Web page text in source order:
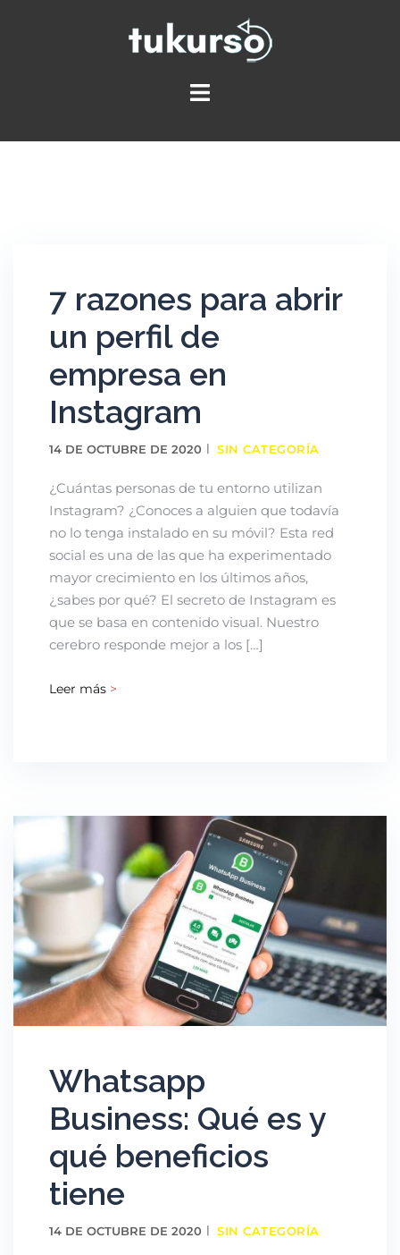
7 razones para abrir
un perfil de
empresa en
Instagram
14 DE OCTUBRE DE 2020 SIN CATEGORÍA
¿Cuántas personas de tu entorno utilizan
Instagram? ¿Conoces a alguien que todavía
no lo tenga instalado en su móvil? Esta red
social es una de las que ha experimentado
mayor crecimiento en los últimos años,
¿sabes por qué? El secreto de Instagram es
que se basa en contenido visual. Nuestro
cerebro responde mejor a los […]
Leer más >
Whatsapp
Business: Qué es y
qué beneficios
tiene
14 DE OCTUBRE DE 2020 SIN CATEGORÍA